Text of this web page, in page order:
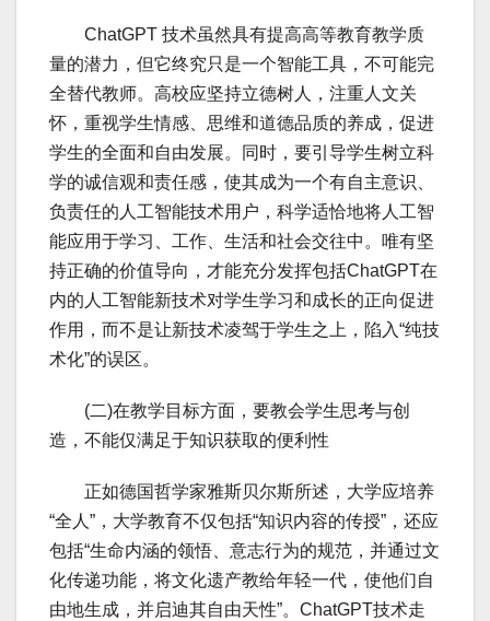
ChatGPT 技术虽然具有提高高等教育教学质
量的潜力，但它终究只是一个智能工具，不可能完
全替代教师。高校应坚持立德树人，注重人文关
怀，重视学生情感、思维和道德品质的养成，促进
学生的全面和自由发展。同时，要引导学生树立科
学的诚信观和责任感，使其成为一个有自主意识、
负责任的人工智能技术用户，科学适恰地将人工智
能应用于学习、工作、生活和社会交往中。唯有坚
持正确的价值导向，才能充分发挥包括ChatGPT在
内的人工智能新技术对学生学习和成长的正向促进
作用，而不是让新技术凌驾于学生之上，陷入“纯技
术化”的误区。
(二)在教学目标方面，要教会学生思考与创
造，不能仅满足于知识获取的便利性
正如德国哲学家雅斯贝尔斯所述，大学应培养
“全人”，大学教育不仅包括“知识内容的传授”，还应
包括“生命内涵的领悟、意志行为的规范，并通过文
化传递功能，将文化遗产教给年轻一代，使他们自
由地生成，并启迪其自由天性”。ChatGPT技术走